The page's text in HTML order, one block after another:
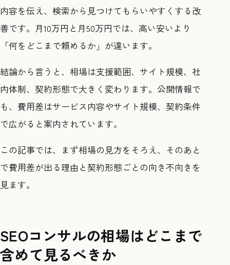
内容を伝え、検索から見つけてもらいやすくする改
善です。月10万円と月50万円では、高い安いより
「何をどこまで頼めるか」が違います。
結論から言うと、相場は支援範囲、サイト規模、社
内体制、契約形態で大きく変わります。公開情報で
も、費用差はサービス内容やサイト規模、契約条件
で広がると案内されています。
この記事では、まず相場の見方をそろえ、そのあと
で費用差が出る理由と契約形態ごとの向き不向きを
見ます。
SEOコンサルの相場はどこまで
含めて見るべきか